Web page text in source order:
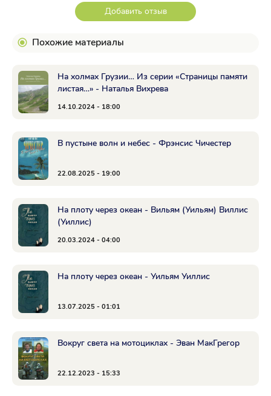
Добавить отзыв
Похожие материалы
На холмах Грузии… Из серии «Страницы памяти
листая…» - Наталья Вихрева
14.10.2024 - 18:00
В пустыне волн и небес - Фрэнсис Чичестер
22.08.2025 - 19:00
На плоту через океан - Вильям (Уильям) Виллис
(Уиллис)
20.03.2024 - 04:00
На плоту через океан - Уильям Уиллис
13.07.2025 - 01:01
Вокруг света на мотоциклах - Эван МакГрегор
22.12.2023 - 15:33